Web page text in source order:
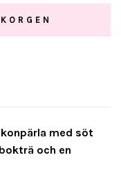
med söt
och en